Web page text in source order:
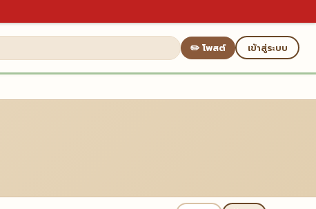
✏️ โพสต์ เข้าสู่ระบบ